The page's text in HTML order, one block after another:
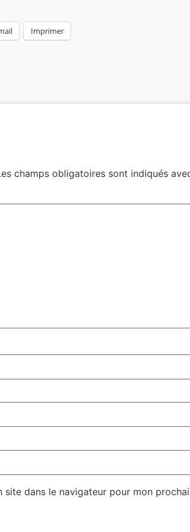
Imprimer
champs obligatoires sont indiqués
dans le navigateur pour mon